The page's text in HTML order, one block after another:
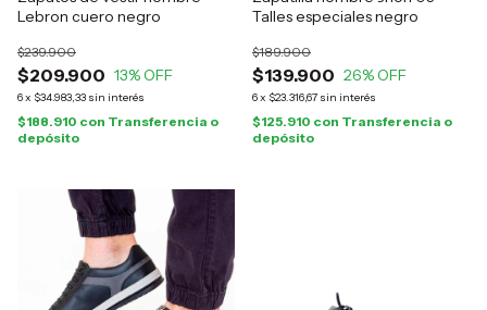
Lebron cuero negro
$209.900
$239.900
13% OFF
6x $34.983,33 sin interés
$188.910 con Transferencia o
depósito
Talles especiales negro
$139.900
$189.900
26% OFF
6x $23.316,67 sin interés
$125.910 con Transferencia o
depósito